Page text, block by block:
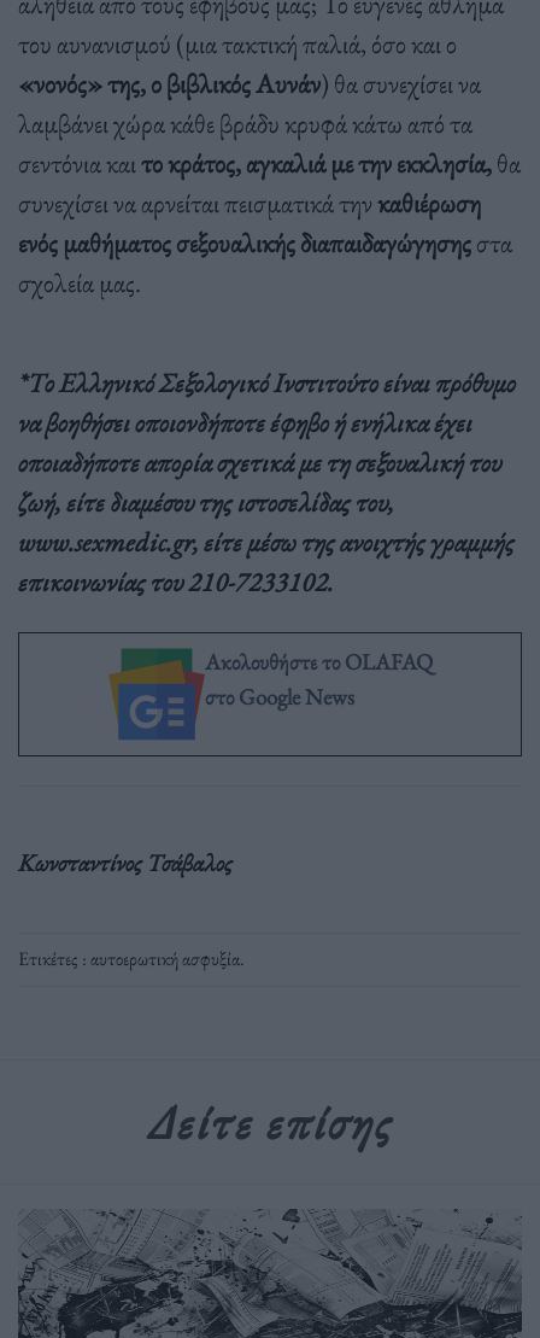
του αυνανισμού (μια τακτική παλιά, όσο και ο
«νονός» της, ο βιβλικός Αυνάν) θα συνεχίσει να
λαμβάνει χώρα κάθε βράδυ κρυφά κάτω από τα
σεντόνια καιτο κράτος, αγκαλιά με την εκκλησία,θα
συνεχίσει να αρνείται πεισματικά τηνκαθιέρωση
ενός μαθήματος σεξουαλικής διαπαιδαγώγησηςστα
σχολεία μας.
*Το Ελληνικό Σεξολογικό Ινστιτούτο είναι πρόθυμο
να βοηθήσει οποιονδήποτε έφηβο ή ενήλικα έχει
οποιαδήποτε απορία σχετικά με τη σεξουαλική του
ζωή, είτε διαμέσου της ιστοσελίδας του,
www.sexmedic.gr, είτε μέσω της ανοιχτής γραμμής
επικοινωνίας του 210-7233102.
Ακολουθήστε το OLAFAQ
στο Google News
Κωνσταντίνος Τσάβαλος
Ετικέτες :αυτοερωτική ασφυξία.
Δείτε επίσης